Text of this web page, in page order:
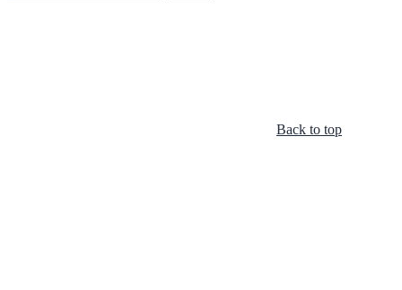
Back to top